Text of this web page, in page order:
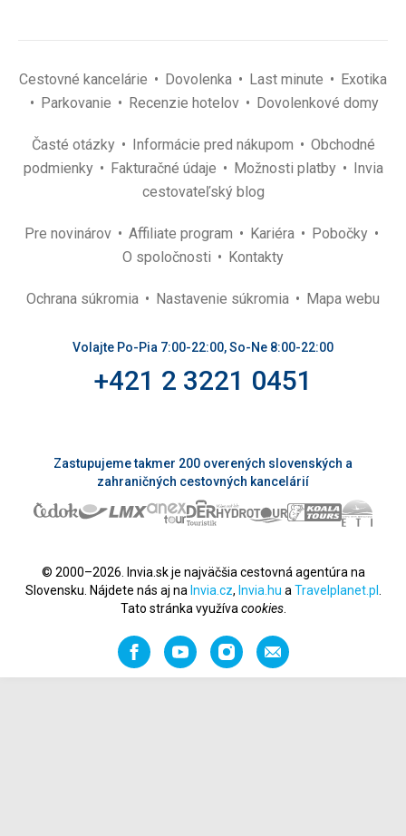
Cestovné kancelárie Dovolenka Last minute
Exotika
Parkovanie
Recenzie hotelov Dovolenkové domy
Časté otázky Informácie pred nákupom
Obchodné
podmienky
Fakturačné údaje Možnosti platby
Invia
cestovateľský blog
Pre novinárov Affiliate program Kariéra
Pobočky
O spoločnosti
Kontakty
Ochrana súkromia Nastavenie súkromia Mapa webu
Volajte Po-Pia 7:00-22:00, So-Ne 8:00-22:00
+421 2 3221 0451
Zastupujeme takmer 200 overených slovenských a
zahraničných cestovných kancelárií
© 2000–2026. Invia.sk je najväčšia cestovná agentúra na
Slovensku. Nájdete nás aj na Invia.cz, Invia.hu a Travelplanet.pl
Tato stránka využíva cookies.
FacebookYouTubeInstagramOdporučiť